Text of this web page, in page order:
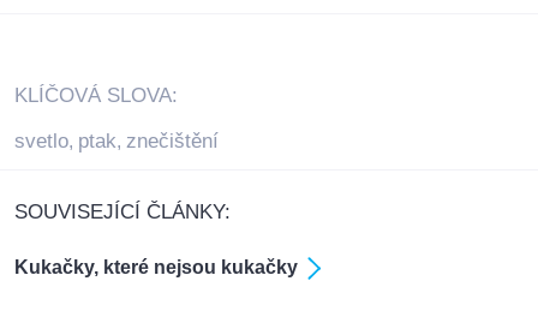
KLÍČOVÁ SLOVA:
svetlo, ptak, znečištění
SOUVISEJÍCÍ ČLÁNKY:
Kukačky, které nejsou kukačky